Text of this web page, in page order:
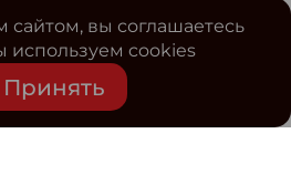
сайтом, вы соглашаетесь
используем cookies
Принять